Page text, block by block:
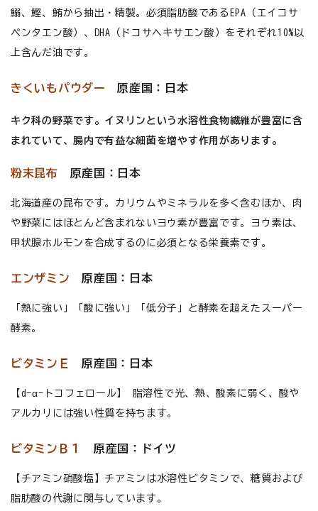
鰯、鰹、鮪から抽出・精製。必須脂肪酸であるEPA（エイコサ
ペンタエン酸）、DHA（ドコサヘキサエン酸）をそれぞれ10%以
上含んだ油です。
きくいもパウダー 原産国：日本
キク科の野菜です。イヌリンという水溶性食物繊維が豊富に含
まれていて、腸内で有益な細菌を増やす作用があります。
粉末昆布 原産国：日本
北海道産の昆布です。カリウムやミネラルを多く含むほか、肉
や野菜にはほとんど含まれないヨウ素が豊富です。ヨウ素は、
甲状腺ホルモンを合成するのに必須となる栄養素です。
エンザミン 原産国：日本
「熱に強い」「酸に強い」「低分子」と酵素を超えたスーパー
酵素。
ビタミンＥ 原産国：日本
【d-α-トコフェロール】 脂溶性で光、熱、酸素に弱く、酸や
アルカリには強い性質を持ちます。
ビタミンＢ１ 原産国：ドイツ
【チアミン硝酸塩】チアミンは水溶性ビタミンで、糖質および
脂肪酸の代謝に関与しています。